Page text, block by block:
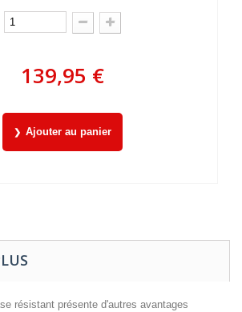
139,95 €
Ajouter au panier
résistant présente d'autres avantages